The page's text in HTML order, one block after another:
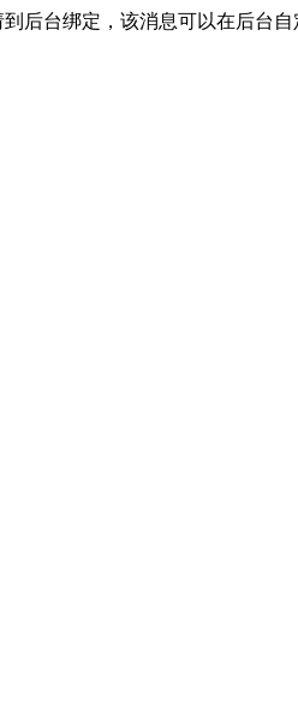
后台绑定，该消息可以在后台自